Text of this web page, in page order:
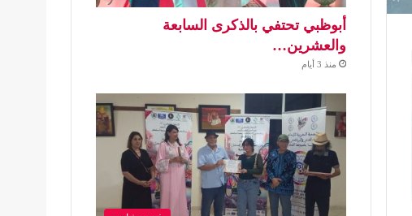
أبوظبي تحتفي بالذكرى السابعة
والعشرين…
منذ 3 أيام